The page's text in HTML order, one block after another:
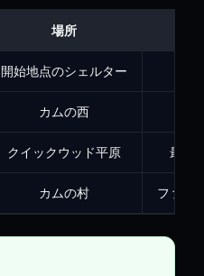
場所
開始地点のシェルター
カムの西
クイックウッド平原 最初
カムの村 ファス